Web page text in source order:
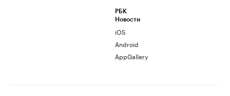
РБК
Новости
iOS
Android
AppGallery